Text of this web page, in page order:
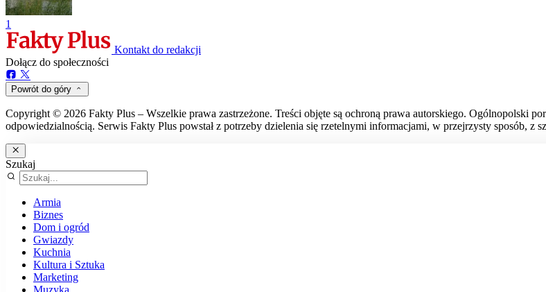
1
Kontakt do redakcji
Dołącz do społeczności
Powrót do góry
Copyright © 2026 Fakty Plus – Wszelkie prawa zastrzeżone. Treści objęte są ochroną prawa autorskiego. Ogólnopolski
odpowiedzialnością. Serwis Fakty Plus powstał z potrzeby dzielenia się rzetelnymi informacjami, w przejrzysty sposób, z
Szukaj
Armia
Biznes
Dom i ogród
Gwiazdy
Kuchnia
Kultura i Sztuka
Marketing